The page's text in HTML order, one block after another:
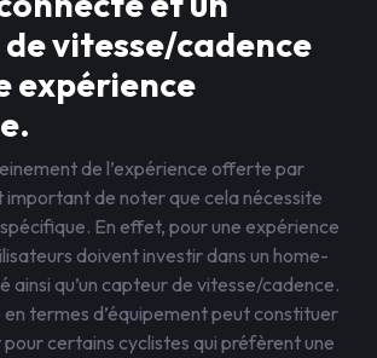
vitesse/cadence
expérience
de l’expérience offerte par
important de noter que cela nécessite
En effet, pour une expérience
doivent investir dans un home-
ainsi qu’un capteur de vitesse/cadence.
termes d’équipement peut constituer
pour certains cyclistes qui préfèrent une